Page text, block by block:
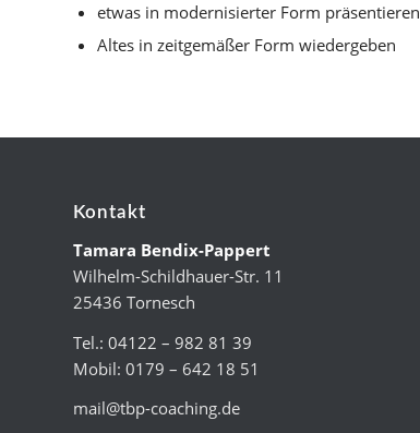
etwas in modernisierter Form präsentieren
Altes in zeitgemäßer Form wiedergeben
Kontakt
Tamara Bendix-Pappert
Wilhelm-Schildhauer-Str. 11
25436 Tornesch
Tel.: 04122 – 982 81 39
Mobil: 0179 – 642 18 51
mail@tbp-coaching.de